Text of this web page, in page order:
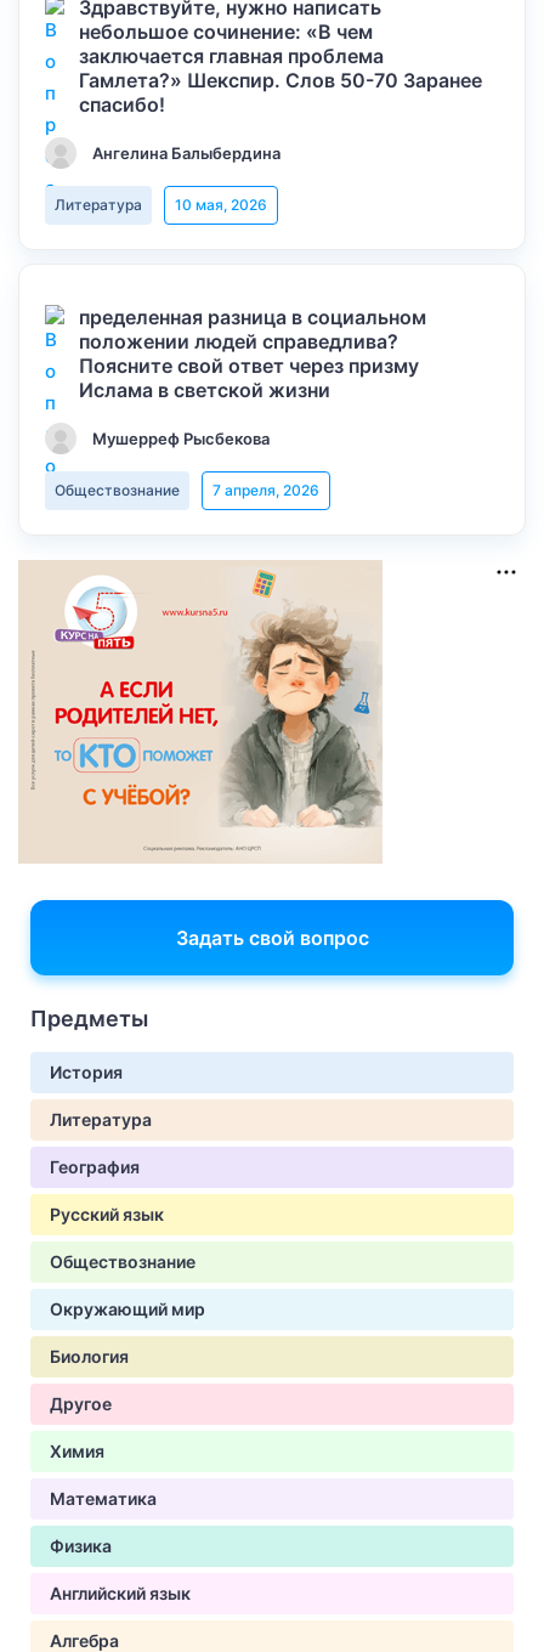
Здравствуйте, нужно написать
небольшое сочинение: «В чем
заключается главная проблема
Гамлета?» Шекспир. Слов 50-70 Заранее
спасибо!
Ангелина Балыбердина
Литература 10 мая, 2026
пределенная разница в социальном
положении людей справедлива?
Поясните свой ответ через призму
Ислама в светской жизни
Мушерреф Рысбекова
Обществознание 7 апреля, 2026
Задать свой вопрос
Предметы
История
Литература
География
Русский язык
Обществознание
Окружающий мир
Биология
Другое
Химия
Математика
Физика
Английский язык
Алгебра